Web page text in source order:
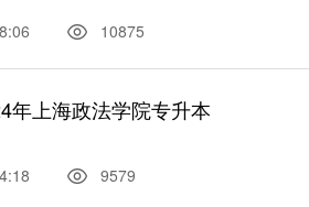
10875
年上海政法学院专升本
9579